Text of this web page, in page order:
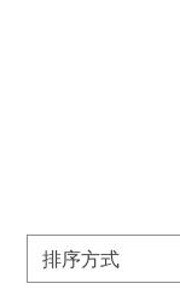
排序方式